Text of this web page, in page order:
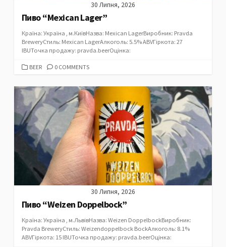
30 Липня, 2026
Пиво “Mexican Lager”
Країна: Україна , м.КиївНазва: Mexican LagerВиробник: Pravda
BreweryСтиль: Mexican LagerАлкоголь: 5.5% ABVГіркота: 27
IBUТочка продажу: pravda.beerОцінка:
CATEGORIES
BEER 0 COMMENTS
30 Липня, 2026
Пиво “Weizen Doppelbock”
Країна: Україна , м.ЛьвівНазва: Weizen DoppelbockВиробник:
Pravda BreweryСтиль: Weizendoppelbock BockАлкоголь: 8.1%
ABVГіркота: 15 IBUТочка продажу: pravda.beerОцінка: